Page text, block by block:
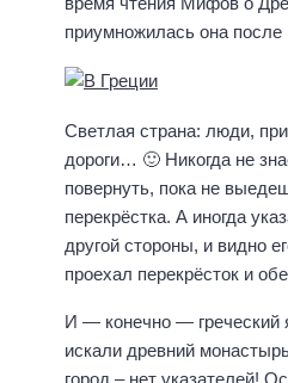
приумножилась она после
Светлая страна: люди,
дороги… 🙂 Никогда не
повернуть, пока не
перекрёстка. А иногда
другой стороны, и видно
проехал перекрёсток и
И — конечно — греческий
искали древний